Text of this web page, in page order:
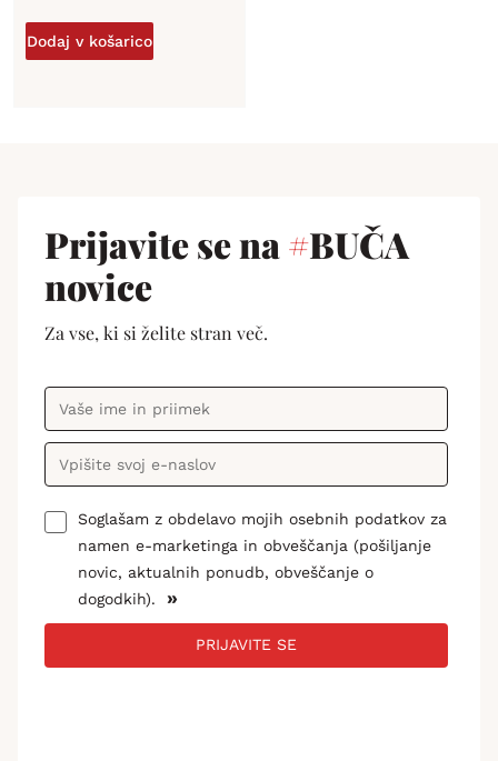
Dodaj v košarico
Prijavite se na#BUČA
novice
Za vse, ki si želite stran več.
Soglašam z obdelavo mojih osebnih podatkov za
namen e-marketinga in obveščanja (pošiljanje
novic, aktualnih ponudb, obveščanje o
dogodkih).
»
PRIJAVITE SE